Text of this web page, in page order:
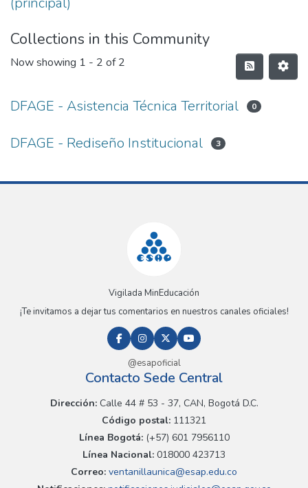
Collections in this Community
Now showing 1 - 2 of 2
DFAGE - Asistencia Técnica Territorial 0
DFAGE - Rediseño Institucional 3
Vigilada MinEducación
¡Te invitamos a dejar tus comentarios en nuestros canales oficiales!
@esapoficial
Contacto Sede Central
Dirección:Calle 44 # 53 - 37, CAN, Bogotá D.C.
Código postal: 111321
Línea Bogotá:(+57) 601 7956110
Línea Nacional: 018000 423713
Correo: ventanillaunica@esap.edu.co